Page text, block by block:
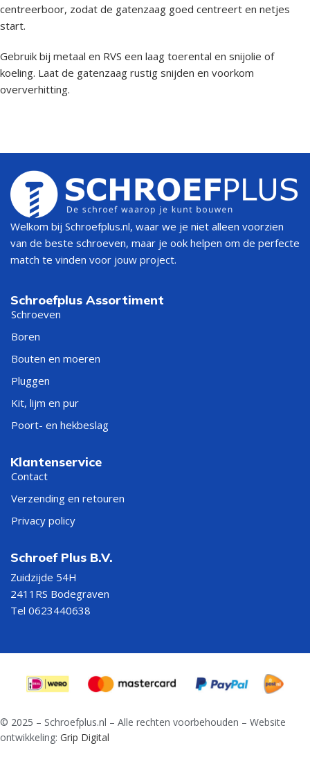
centreerboor, zodat de gatenzaag goed centreert en netjes
start.
Gebruik bij metaal en RVS een laag toerental en snijolie of
koeling. Laat de gatenzaag rustig snijden en voorkom
oververhitting.
Welkom bij Schroefplus.nl, waar we je niet alleen voorzien
van de beste schroeven, maar je ook helpen om de perfecte
match te vinden voor jouw project.
Schroefplus Assortiment
Schroeven
Boren
Bouten en moeren
Pluggen
Kit, lijm en pur
Poort- en hekbeslag
Klantenservice
Contact
Verzending en retouren
Privacy policy
Schroef Plus B.V.
Zuidzijde 54H
2411RS Bodegraven
Tel 0623440638
© 2025 – Schroefplus.nl – Alle rechten voorbehouden – Website
ontwikkeling: Grip Digital